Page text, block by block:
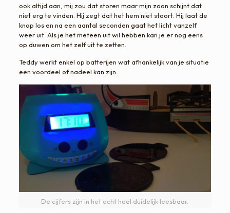
ook altijd aan, mij zou dat storen maar mijn zoon schijnt dat
niet erg te vinden. Hij zegt dat het hem niet stoort. Hij laat de
knop los en na een aantal seconden gaat het licht vanzelf
weer uit. Als je het meteen uit wil hebben kan je er nog eens
op duwen om het zelf uit te zetten.
Teddy werkt enkel op batterijen wat afhankelijk van je situatie
een voordeel of nadeel kan zijn.
De cijfers zijn in het echt heel duidelijk leesbaar.